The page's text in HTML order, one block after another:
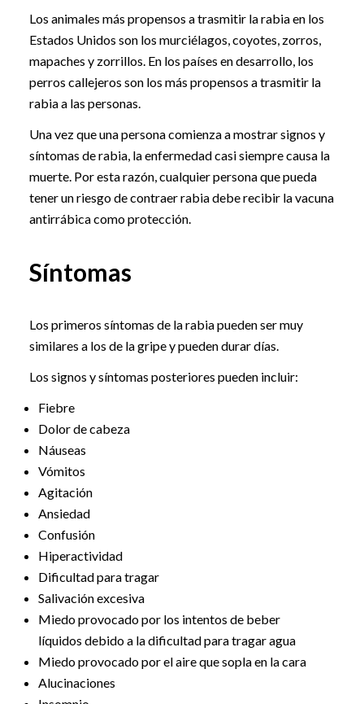
Los animales más propensos a trasmitir la rabia en los
Estados Unidos son los murciélagos, coyotes, zorros,
mapaches y zorrillos. En los países en desarrollo, los
perros callejeros son los más propensos a trasmitir la
rabia a las personas.
Una vez que una persona comienza a mostrar signos y
síntomas de rabia, la enfermedad casi siempre causa la
muerte. Por esta razón, cualquier persona que pueda
tener un riesgo de contraer rabia debe recibir la vacuna
antirrábica como protección.
Síntomas
Los primeros síntomas de la rabia pueden ser muy
similares a los de la gripe y pueden durar días.
Los signos y síntomas posteriores pueden incluir:
Fiebre
Dolor de cabeza
Náuseas
Vómitos
Agitación
Ansiedad
Confusión
Hiperactividad
Dificultad para tragar
Salivación excesiva
Miedo provocado por los intentos de beber
líquidos debido a la dificultad para tragar agua
Miedo provocado por el aire que sopla en la cara
Alucinaciones